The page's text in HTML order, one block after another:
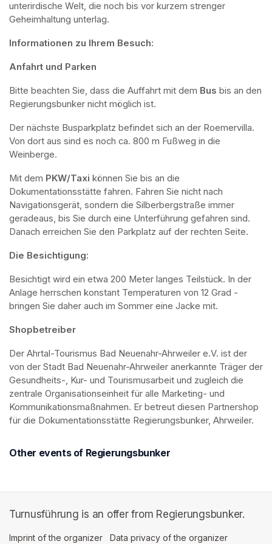
unterirdische Welt, die noch bis vor kurzem strenger
Geheimhaltung unterlag.
Informationen zu Ihrem Besuch:
Anfahrt und Parken
Bitte beachten Sie, dass die Auffahrt mit dem Bus bis an den
Regierungsbunker nicht möglich ist.
Der nächste Busparkplatz befindet sich an der Roemervilla.
Von dort aus sind es noch ca. 800 m Fußweg in die
Weinberge.
Mit dem PKW/Taxi können Sie bis an die
Dokumentationsstätte fahren. Fahren Sie nicht nach
Navigationsgerät, sondern die Silberbergstraße immer
geradeaus, bis Sie durch eine Unterführung gefahren sind.
Danach erreichen Sie den Parkplatz auf der rechten Seite.
Die Besichtigung:
Besichtigt wird ein etwa 200 Meter langes Teilstück. In der
Anlage herrschen konstant Temperaturen von 12 Grad -
bringen Sie daher auch im Sommer eine Jacke mit.
Shopbetreiber
Der Ahrtal-Tourismus Bad Neuenahr-Ahrweiler e.V. ist der
von der Stadt Bad Neuenahr-Ahrweiler anerkannte Träger der
Gesundheits-, Kur- und Tourismusarbeit und zugleich die
zentrale Organisationseinheit für alle Marketing- und
Kommunikationsmaßnahmen. Er betreut diesen Partnershop
für die Dokumentationsstätte Regierungsbunker, Ahrweiler.
Other events of Regierungsbunker
Turnusführung is an offer from Regierungsbunker.
Imprint of the organizer (opens in a new tab)
Data privacy of the organizer